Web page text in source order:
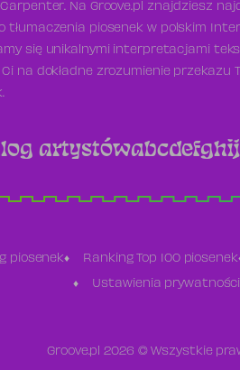
Na Groove.pl znajdziesz
tłumaczenia piosenek w polskim
się unikalnymi interpretacjami
Ci na dokładne zrozumienie przekazu
artystówabcdefghij
piosenek Ranking Top 100 piosenek
Ustawienia prywatności
Groove.pl 2026 © Wszystkie